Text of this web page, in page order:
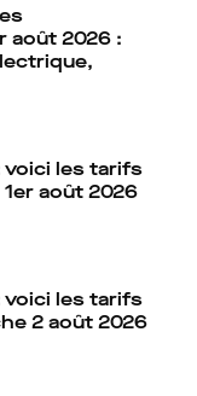
août 2026 :
voici les tarifs
août 2026
voici les tarifs
2 août 2026